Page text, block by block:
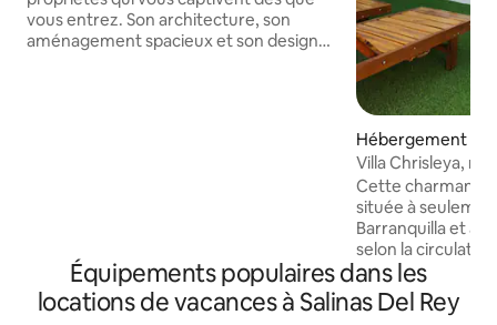
vous entrez. Son architecture, son
aménagement spacieux et son design
confortables garantissent le meilleur
repos.
Hébergement ⋅
sta
Villa Chrisleya,
Cette charmante
située à
Barranquilla et à
selon la
5 minutes à pied
Veronica. Elle
aménagement
Équipements populaires dans les
locations de vacances à Salinas Del Rey